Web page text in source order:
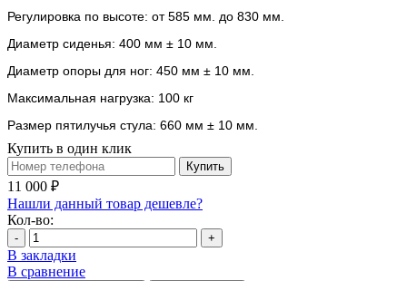
Регулировка по высоте: от 585 мм. до 830 мм.
Диаметр сиденья: 400 мм ± 10 мм.
Диаметр опоры для ног: 450 мм ± 10 мм.
Максимальная нагрузка: 100 кг
Размер пятилучья стула: 660 мм ± 10 мм.
Купить в один клик
Купить
11 000 ₽
Нашли данный товар дешевле?
Кол-во:
- +
В закладки
В сравнение